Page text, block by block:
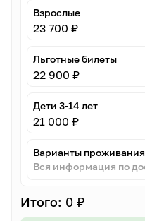
Взрослые
23 700 ₽
Льготные билеты
22 900 ₽
Дети 3-14 лет
21 000 ₽
Варианты
Вся информация по
Итого: 0 ₽